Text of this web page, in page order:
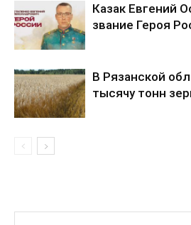
Казак Евгений
звание Героя
В Рязанской
тысячу тонн